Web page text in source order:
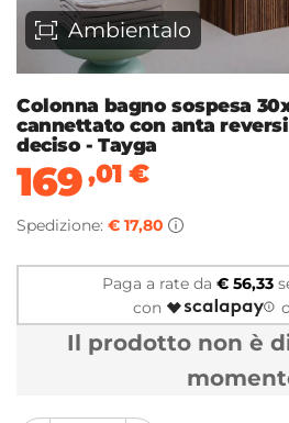
Ambientalo
Colonna bagno sospesa
cannettato con anta
deciso - Tayga
169,01 €
Spedizione: € 17,80
Paga a rate da € 56,33
con
o
Il prodotto non è